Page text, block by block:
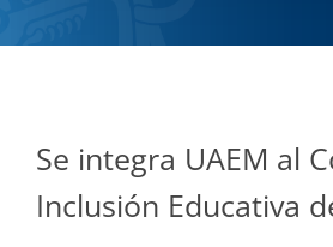
Se integra UAEM al
Inclusión Educativa